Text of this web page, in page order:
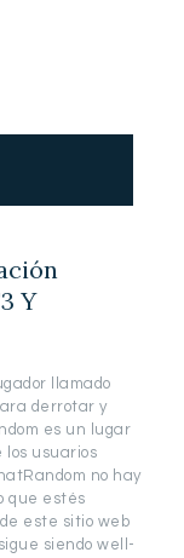
Y
llamado
derrotar y
es un lugar
los usuarios
no hay
que estés
este sitio web
siendo well-